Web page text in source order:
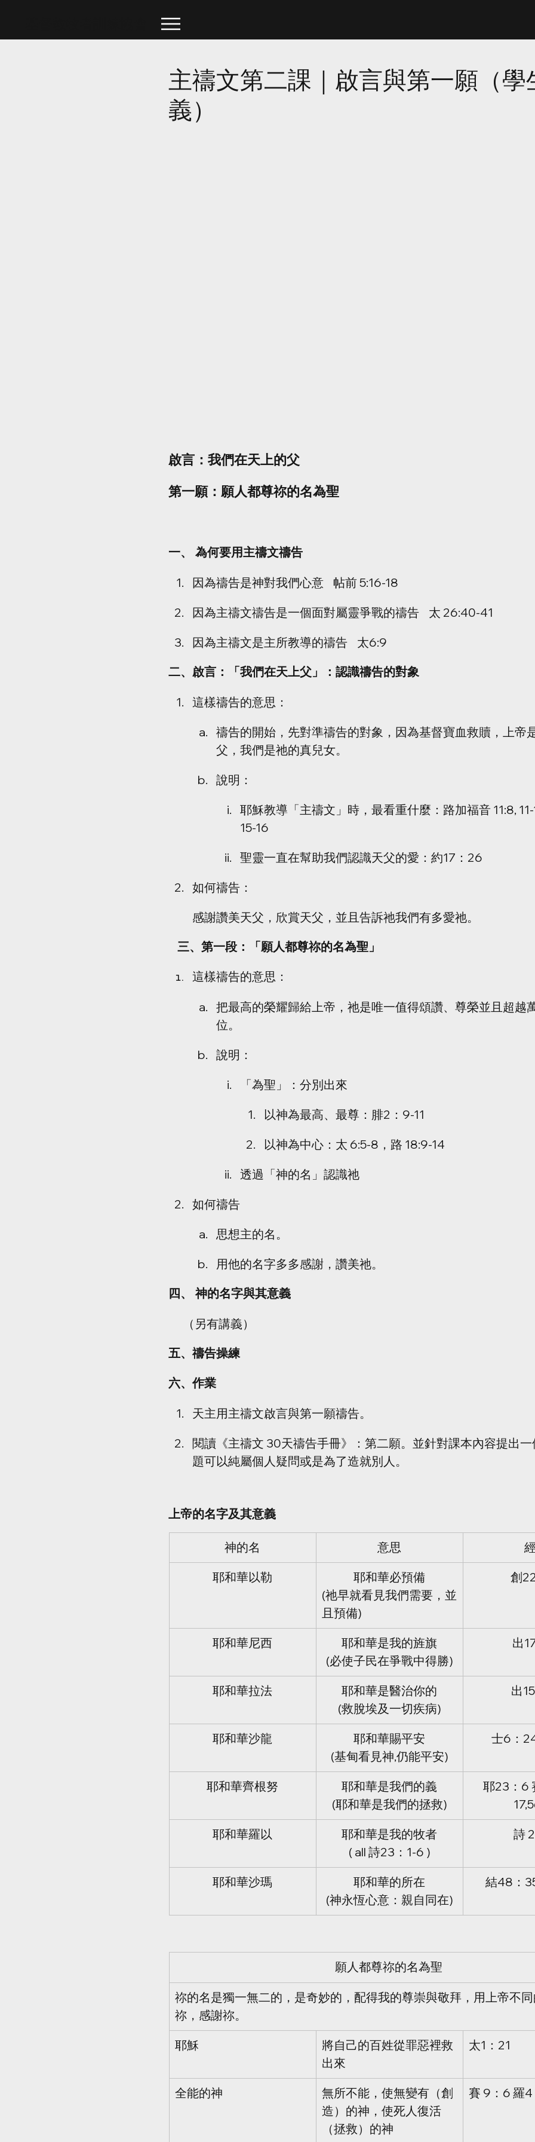
主禱文第二課｜啟言與第一願（學
義）
啟言：我們在天上的父
第一願：願人都尊祢的名為聖
一、 為何要用主禱文禱告
因為禱告是神對我們心意    帖前 5:16-18
因為主禱文禱告是一個面對屬靈爭戰的禱告    太 26:40-41
因為主禱文是主所教導的禱告    太6:9
二、啟言：「我們在天上父」：認識禱告的對象
這樣禱告的意思：
禱告的開始，先對準禱告的對象，因為基督寶血救贖，上帝
父，我們是祂的真兒女。
說明：
耶穌教導「主禱文」時，最看重什麼：路加福音 11:8,
15-16
聖靈一直在幫助我們認識天父的愛：約17：26
如何禱告：
感謝讚美天父，欣賞天父，並且告訴祂我們有多愛祂。
三、第一段：「願人都尊祢的名為聖」
這樣禱告的意思：
把最高的榮耀歸給上帝，祂是唯一值得頌讚、尊榮並且超越
位。
說明：
「為聖」：分別出來
以神為最高、最尊：腓2：9-11
以神為中心：太 6:5-8，路 18:9-14
透過「神的名」認識祂
如何禱告
思想主的名。
用他的名字多多感謝，讚美祂。
四、 神的名字與其意義
（另有講義）
五、禱告操練
六、作業
天主用主禱文啟言與第一願禱告。
閱讀《主禱文 30天禱告手冊》：第二願。並針對課本內容提出
題可以純屬個人疑問或是為了造就別人。
上帝的名字及其意義
神的名 意思
耶和華以勒
耶和華必預備
(祂早就看見我們需要，並
且預備)
創
耶和華尼西
耶和華是我的旌旗
(必使子民在爭戰中得勝)
出
耶和華拉法
耶和華是醫治你的
(救脫埃及一切疾病)
出
耶和華沙龍
耶和華賜平安
(基甸看見神,仍能平安)
士6：
耶和華齊根努
耶和華是我們的義
(耶和華是我們的拯救)
耶23：6
耶和華羅以
耶和華是我的牧者
( all 詩23：1-6 )
詩
耶和華沙瑪
耶和華的所在
(神永恆心意：親自同在)
結48：
願人都尊祢的名為聖
祢的名是獨一無二的，是奇妙的，配得我的尊崇與敬拜，用上帝不
祢，感謝祢。
耶穌
將自己的百姓從罪惡裡救
出來
太1：21
全能的神
無所不能，使無變有（創
造）的神，使死人復活
（拯救）的神
賽 9：6 羅